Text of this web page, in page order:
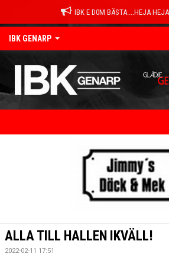
IBK E D0M BÄSTA....HEJA
IBK GENARP
KALENDER
ALLA TILL HALLEN IKVÄLL!
2022-02-11 17:51